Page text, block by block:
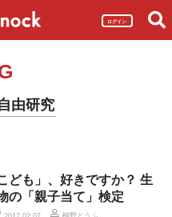
ログイン
由研究
ども」、好きですか？ 生
の「親子当て」検定